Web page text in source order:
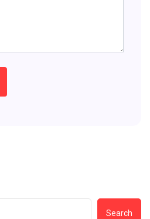
Search